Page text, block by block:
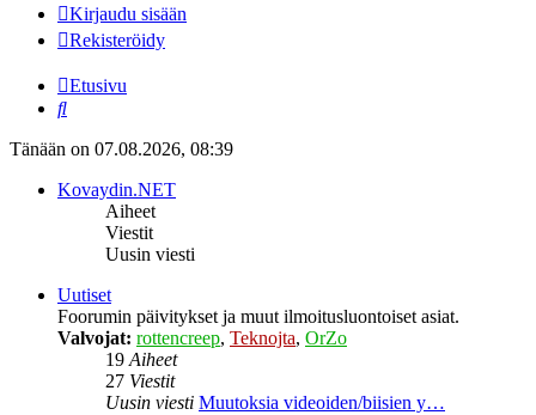
Kirjaudu sisään
Rekisteröidy
Etusivu
Etsi
Tänään on 07.08.2026, 08:39
Kovaydin.NET
Aiheet
Viestit
Uusin viesti
Uutiset
Foorumin päivitykset ja muut ilmoitusluontoiset asiat.
Valvojat: rottencreep, Teknojta, OrZo
19Aiheet
27 Viestit
Uusin viesti Muutoksia videoiden/biisien y…